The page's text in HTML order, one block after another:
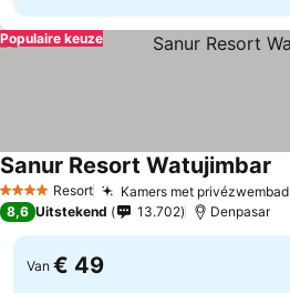
Populaire keuze
4 SterrenResort Kamers met privézwembad
Sanur Resort Watujimbar
8,6 Uitstekend 13.702 Denpasar
Van € 49